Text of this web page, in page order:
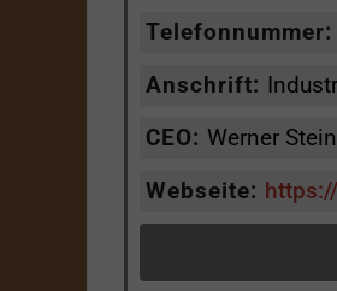
Telefonnummer:
Anschrift:
CEO: Werner
Webseite: